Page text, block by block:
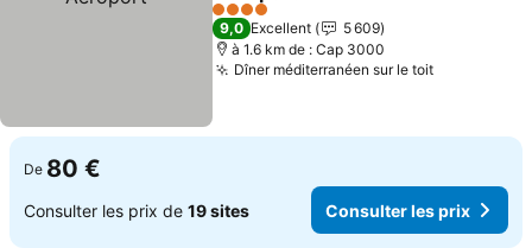
Consulter les prix
4 Étoiles
9,0 Excellent
5 609
à 1.6 km de : Cap 3000
Dîner méditerranéen sur le toitConsulter
De 80 €
Consulter les prix de 19 sites Consulter les prix